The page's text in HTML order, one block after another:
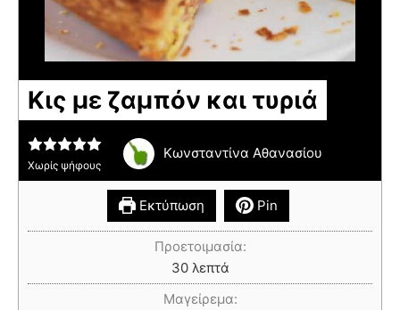
Κις με ζαμπόν και τυριά
Χωρίς ψήφους
Κωνσταντίνα Αθανασίου
Εκτύπωση Pin
Προετοιμασία:
30 λεπτά
Μαγείρεμα: